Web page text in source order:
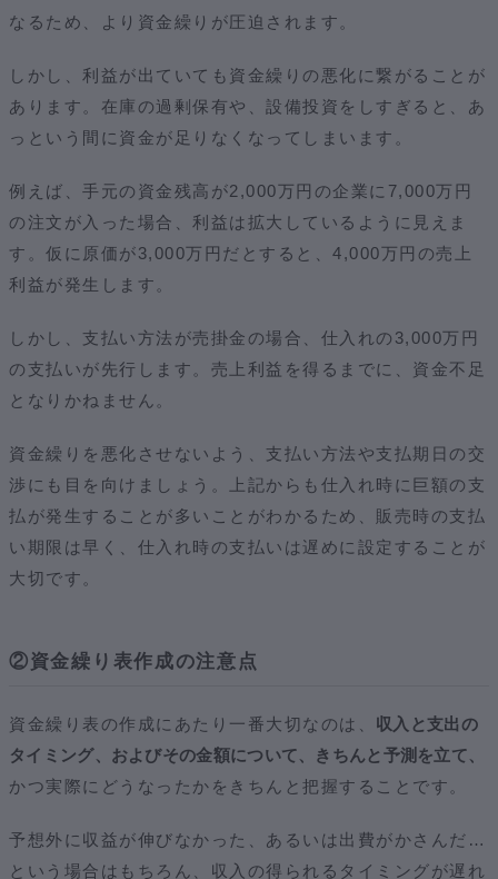
なるため、より資金繰りが圧迫されます。
しかし、利益が出ていても資金繰りの悪化に繋がることが
あります。在庫の過剰保有や、設備投資をしすぎると、あ
っという間に資金が足りなくなってしまいます。
例えば、手元の資金残高が2,000万円の企業に7,000万円
の注文が入った場合、利益は拡大しているように見えま
す。仮に原価が3,000万円だとすると、4,000万円の売上
利益が発生します。
しかし、支払い方法が売掛金の場合、仕入れの3,000万円
の支払いが先行します。売上利益を得るまでに、資金不足
となりかねません。
資金繰りを悪化させないよう、支払い方法や支払期日の交
渉にも目を向けましょう。上記からも仕入れ時に巨額の支
払が発生することが多いことがわかるため、販売時の支払
い期限は早く、仕入れ時の支払いは遅めに設定することが
大切です。
②資金繰り表作成の注意点
資金繰り表の作成にあたり一番大切なのは、 収入と支出の
タイミング、およびその金額について、きちんと予測を立て、
かつ実際にどうなったかをきちんと把握することです。
予想外に収益が伸びなかった、あるいは出費がかさんだ…
という場合はもちろん、収入の得られるタイミングが遅れ